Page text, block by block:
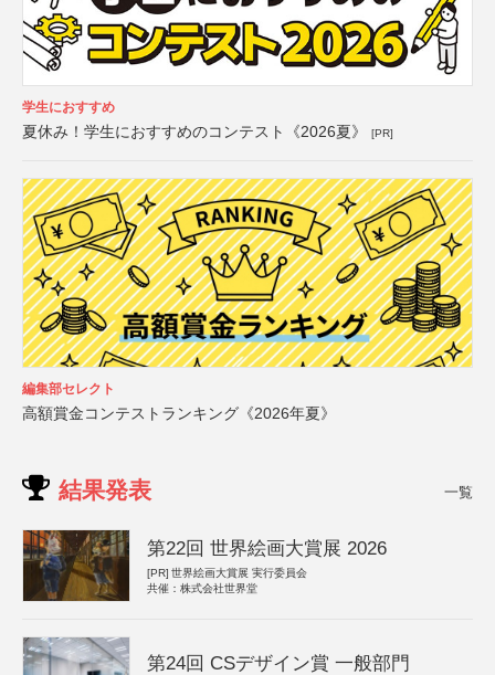
学生におすすめ
夏休み！学生におすすめのコンテスト《2026夏》 [PR]
編集部セレクト
高額賞金コンテストランキング《2026年夏》
結果発表 一覧
第22回 世界絵画大賞展 2026
[PR] 世界絵画大賞展 実行委員会
共催：株式会社世界堂
第24回 CSデザイン賞 一般部門